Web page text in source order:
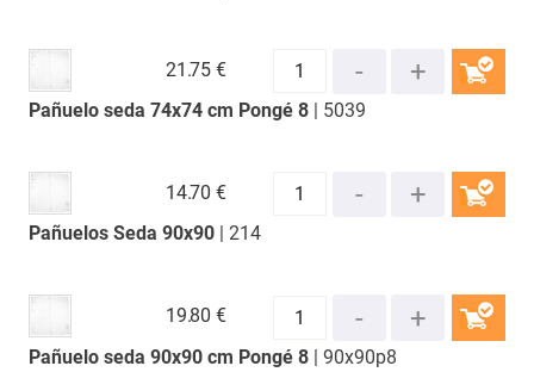
Pañuelo seda 74x74 cm Pongé 8| 5039
21.75 €
Pañuelos Seda 90x90| 214
14.70 €
Pañuelo seda 90x90 cm Pongé 8| 90x90p8
19.80 €